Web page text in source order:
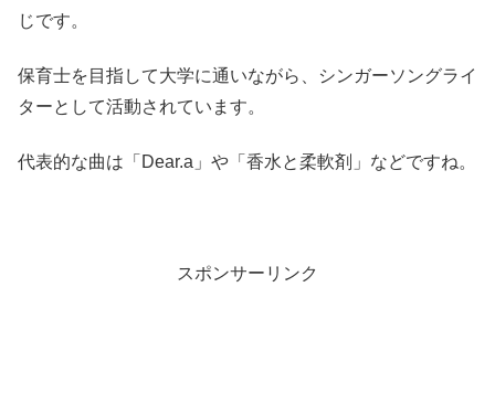
じです。
保育士を目指して大学に通いながら、シンガーソングライ
ターとして活動されています。
代表的な曲は「Dear.a」や「香水と柔軟剤」などですね。
スポンサーリンク